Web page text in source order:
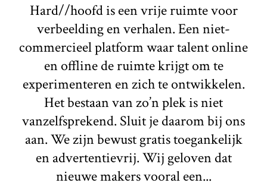
Hard//hoofd is een vrije ruimte voor
verbeelding en verhalen. Een niet-
commercieel platform waar talent online
en offline de ruimte krijgt om te
experimenteren en zich te ontwikkelen.
Het bestaan van zo’n plek is niet
vanzelfsprekend. Sluit je daarom bij ons
aan. We zijn bewust gratis toegankelijk
en advertentievrij. Wij geloven dat
nieuwe makers vooral een...